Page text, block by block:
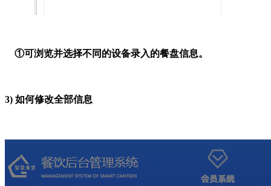
①可浏览并选择不同的设备录入的餐盘信息。
3) 如何修改全部信息